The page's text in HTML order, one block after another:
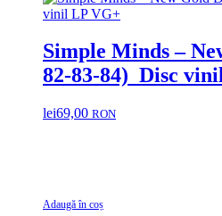
Simple Minds ‎–
lei69,00 RON
Adaugă în coș